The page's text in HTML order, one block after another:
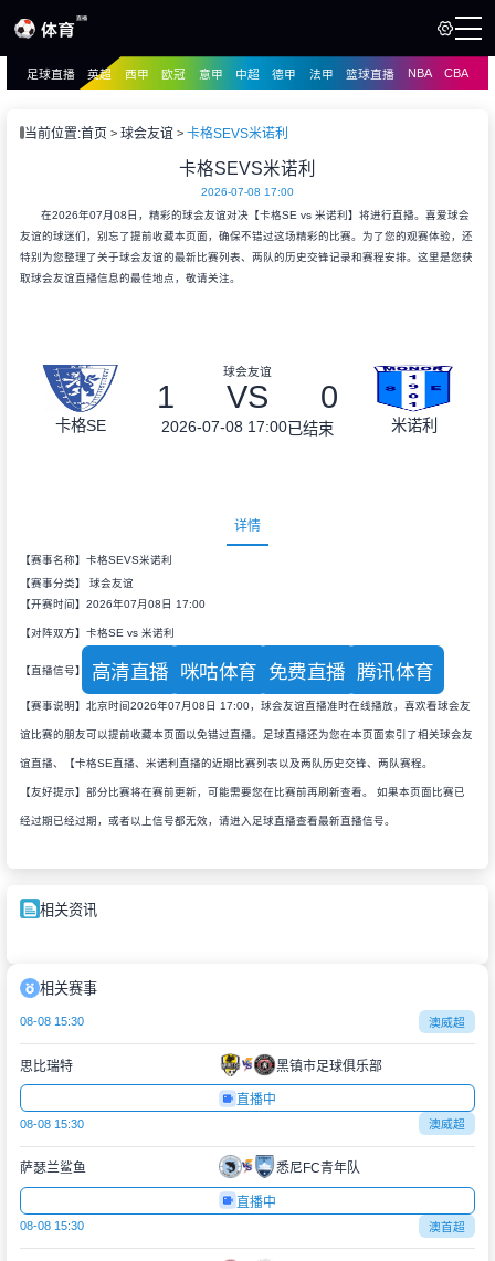
播
足球直播 英超 西甲 欧冠 意甲 中超 德甲 法甲 篮球直播 NBA CBA
当前位置:首页 球会友谊 卡格SEVS米诺利
卡格SEVS米诺利
2026-07-08 17:00
在2026年07月08日，精彩的球会友谊对决【卡格SE vs 米诺利】将进行直播。喜爱球会
友谊的球迷们，别忘了提前收藏本页面，确保不错过这场精彩的比赛。为了您的观赛体验，还
特别为您整理了关于球会友谊的最新比赛列表、两队的历史交锋记录和赛程安排。这里是您获
取球会友谊直播信息的最佳地点，敬请关注。
卡格SE
球会友谊
1 VS 0
2026-07-08 17:00已结束 米诺利
详情
【赛事名称】卡格SEVS米诺利
【赛事分类】 球会友谊
【开赛时间】2026年07月08日 17:00
【对阵双方】卡格SE vs 米诺利
【直播信号】 高清直播 咪咕体育 免费直播 腾讯体育
【赛事说明】北京时间2026年07月08日 17:00，球会友谊直播准时在线播放，喜欢看球会友
谊比赛的朋友可以提前收藏本页面以免错过直播。足球直播还为您在本页面索引了相关球会友
谊直播、【卡格SE直播、米诺利直播的近期比赛列表以及两队历史交锋、两队赛程。
【友好提示】部分比赛将在赛前更新，可能需要您在比赛前再刷新查看。 如果本页面比赛已
经过期已经过期，或者以上信号都无效，请进入足球直播查看最新直播信号。
相关资讯
相关赛事
08-08 15:30 澳威超
思比瑞特 黑镇市足球俱乐部
直播中
08-08 15:30 澳威超
萨瑟兰鲨鱼 悉尼FC青年队
直播中
08-08 15:30 澳首超